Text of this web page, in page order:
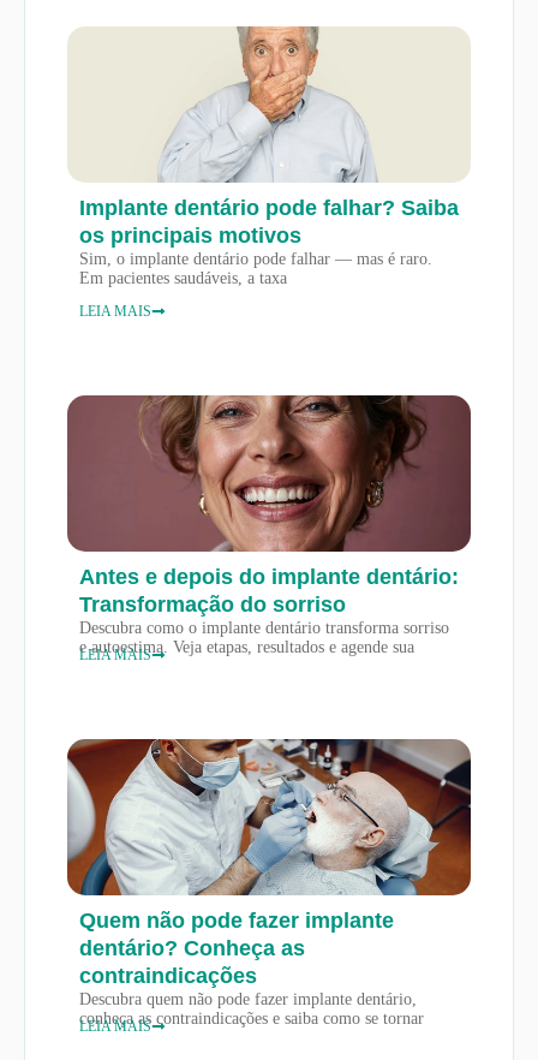
Implante dentário pode falhar? Saiba
os principais motivos
Sim, o implante dentário pode falhar — mas é raro.
Em pacientes saudáveis, a taxa
LEIA MAIS
Antes e depois do implante dentário:
Transformação do sorriso
Descubra como o implante dentário transforma sorriso
e autoestima. Veja etapas, resultados e agende sua
LEIA MAIS
Quem não pode fazer implante
dentário? Conheça as
contraindicações
Descubra quem não pode fazer implante dentário,
conheça as contraindicações e saiba como se tornar
LEIA MAIS